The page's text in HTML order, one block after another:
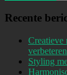
Recente
Creatieve
Styling